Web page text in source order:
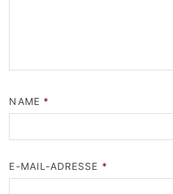
NAME *
E-MAIL-ADRESSE *